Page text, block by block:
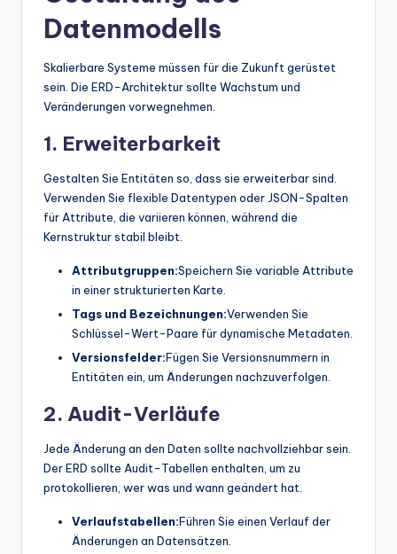
Datenmodells
Skalierbare Systeme müssen für die Zukunft gerüstet
sein. Die ERD-Architektur sollte Wachstum und
Veränderungen vorwegnehmen.
1. Erweiterbarkeit
Gestalten Sie Entitäten so, dass sie erweiterbar sind.
Verwenden Sie flexible Datentypen oder JSON-Spalten
für Attribute, die variieren können, während die
Kernstruktur stabil bleibt.
Attributgruppen:Speichern Sie variable Attribute
in einer strukturierten Karte.
Tags und Bezeichnungen:Verwenden Sie
Schlüssel-Wert-Paare für dynamische Metadaten.
Versionsfelder:Fügen Sie Versionsnummern in
Entitäten ein, um Änderungen nachzuverfolgen.
2. Audit-Verläufe
Jede Änderung an den Daten sollte nachvollziehbar sein.
Der ERD sollte Audit-Tabellen enthalten, um zu
protokollieren, wer was und wann geändert hat.
Verlaufstabellen:Führen Sie einen Verlauf der
Änderungen an Datensätzen.